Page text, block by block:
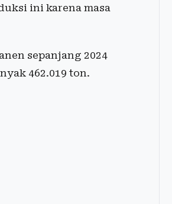
ini karena masa
sepanjang 2024
462.019 ton.